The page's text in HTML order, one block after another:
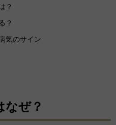
？
？
気のサイン
なぜ？